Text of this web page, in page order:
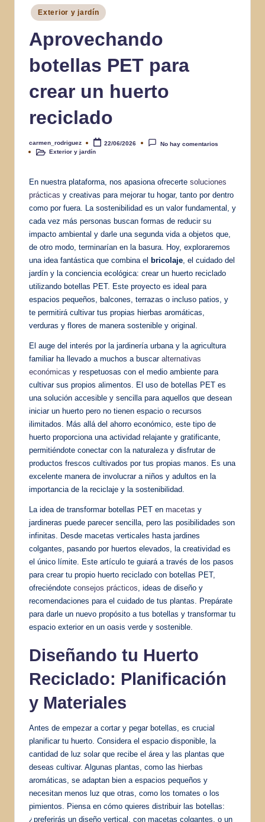
Publicado
en
Exterior y jardín
Aprovechando
botellas PET para
crear un huerto
reciclado
Publicado
por
carmen_rodriguez 22/06/2026
No hay comentarios
PublicadoExterior y jardín
En nuestra plataforma, nos apasiona ofrecerte soluciones
prácticas y creativas para mejorar tu hogar, tanto por dentro
como por fuera. La sostenibilidad es un valor fundamental, y
cada vez más personas buscan formas de reducir su
impacto ambiental y darle una segunda vida a objetos que,
de otro modo, terminarían en la basura. Hoy, exploraremos
una idea fantástica que combina el bricolaje , el cuidado del
jardín y la conciencia ecológica: crear un huerto reciclado
utilizando botellas PET. Este proyecto es ideal para
espacios pequeños, balcones, terrazas o incluso patios, y
te permitirá cultivar tus propias hierbas aromáticas,
verduras y flores de manera sostenible y original.
El auge del interés por la jardinería urbana y la agricultura
familiar ha llevado a muchos a buscar alternativas
económicas y respetuosas con el medio ambiente para
cultivar sus propios alimentos. El uso de botellas PET es
una solución accesible y sencilla para aquellos que desean
iniciar un huerto pero no tienen espacio o recursos
ilimitados. Más allá del ahorro económico, este tipo de
huerto proporciona una actividad relajante y gratificante,
permitiéndote conectar con la naturaleza y disfrutar de
productos frescos cultivados por tus propias manos. Es una
excelente manera de involucrar a niños y adultos en la
importancia de la reciclaje y la sostenibilidad.
La idea de transformar botellas PET en macetas y
jardineras puede parecer sencilla, pero las posibilidades son
infinitas. Desde macetas verticales hasta jardines
colgantes, pasando por huertos elevados, la creatividad es
el único límite. Este artículo te guiará a través de los pasos
para crear tu propio huerto reciclado con botellas PET,
ofreciéndote consejos prácticos , ideas de diseño y
recomendaciones para el cuidado de tus plantas. Prepárate
para darle un nuevo propósito a tus botellas y transformar tu
espacio exterior en un oasis verde y sostenible.
Diseñando tu Huerto
Reciclado: Planificación
y Materiales
Antes de empezar a cortar y pegar botellas, es crucial
planificar tu huerto. Considera el espacio disponible, la
cantidad de luz solar que recibe el área y las plantas que
deseas cultivar. Algunas plantas, como las hierbas
aromáticas, se adaptan bien a espacios pequeños y
necesitan menos luz que otras, como los tomates o los
pimientos. Piensa en cómo quieres distribuir las botellas:
¿preferirás un diseño vertical, con macetas colgantes, o un